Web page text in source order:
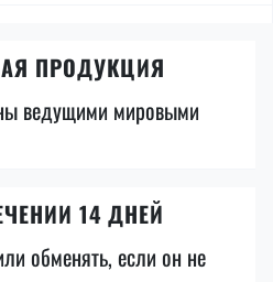
ПРОДУКЦИЯ
ведущими мировыми
14 ДНЕЙ
обменять, если он не